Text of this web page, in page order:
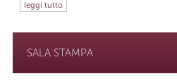
leggi tutto
SALA STAMPA